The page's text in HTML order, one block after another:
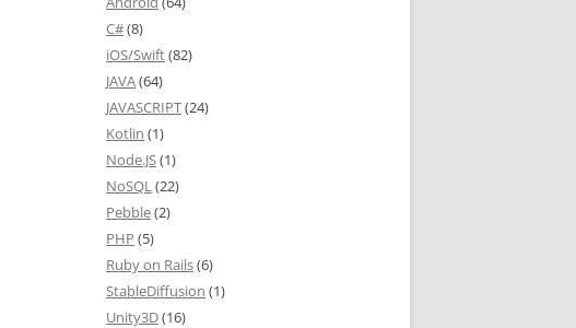
C#(8)
iOS/Swift(82)
JAVA(64)
JAVASCRIPT(24)
Kotlin (1)
Node.JS(1)
NoSQL(22)
Pebble(2)
PHP (5)
Ruby on Rails(6)
StableDiffusion (1)
Unity3D(16)